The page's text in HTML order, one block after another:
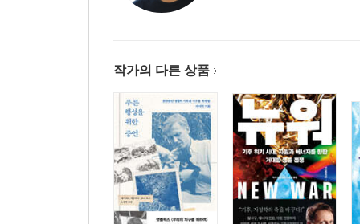
- 왜 우리는 이성에 대한 의존에서 벗어나지 못할까
- 왜 우리는 환자의 행동에 의도가 있다고 생각할까
10장 옳은 일이 옳지 않을 때
- 비판을 무시하기가 왜 그토록 힘들까
11장 워드 걸
- 왜 우리는 고집을 부릴까
작가의 다른 상품